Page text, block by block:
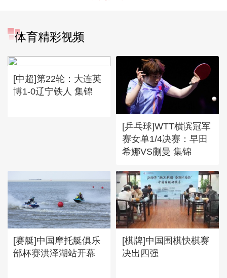
体育精彩视频
[中超]第22轮：大连英
博1-0辽宁铁人 集锦
[乒乓球]WTT横滨冠军
赛女单1/4决赛：早田
希娜VS蒯曼 集锦
[赛艇]中国摩托艇俱乐
部杯赛洪泽湖站开幕
[棋牌]中国围棋快棋赛
决出四强